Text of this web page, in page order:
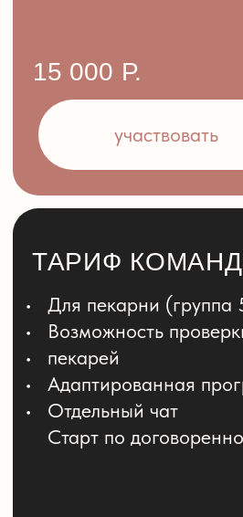
Высококлассные мастера